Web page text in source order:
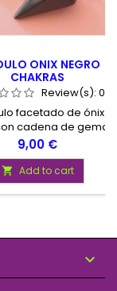
ONIX NEGRO
CHAKRAS
Review(s): 0
facetado de ónix
cadena de gemas
Presentado en
con instrucciones de
uso
Price
9,00 €
 Add to cart
